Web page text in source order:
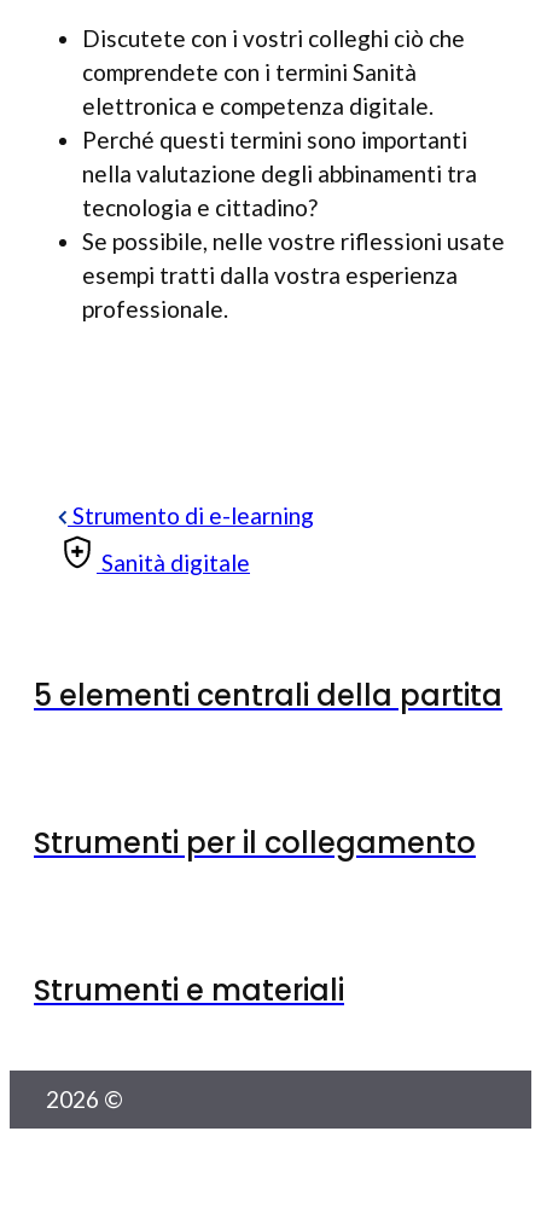
Discutete con i vostri colleghi ciò che
comprendete con i termini Sanità
elettronica e competenza digitale.
Perché questi termini sono importanti
nella valutazione degli abbinamenti tra
tecnologia e cittadino?
Se possibile, nelle vostre riflessioni usate
esempi tratti dalla vostra esperienza
professionale.
Strumento di e-learning
Sanità digitale
5 elementi centrali della partita
Strumenti per il collegamento
Strumenti e materiali
2026 ©